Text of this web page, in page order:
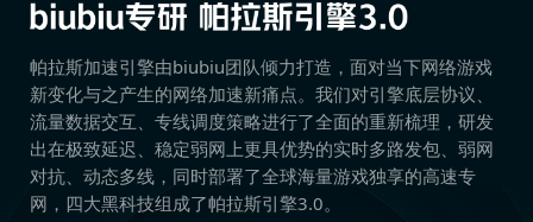
帕拉斯加速引擎由biubiu团队倾力打造，面对当下网络游戏
新变化与之产生的网络加速新痛点。我们对引擎底层协议、
流量数据交互、专线调度策略进行了全面的重新梳理，研发
出在极致延迟、稳定弱网上更具优势的实时多路发包、弱网
对抗、动态多线，同时部署了全球海量游戏独享的高速专
网，四大黑科技组成了帕拉斯引擎3.0。